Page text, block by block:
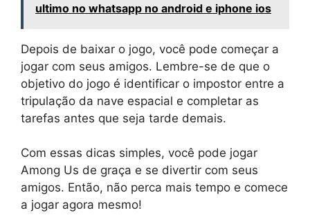
ultimo no whatsapp no android e iphone ios
Depois de baixar o jogo, você pode começar a
jogar com seus amigos. Lembre-se de que o
objetivo do jogo é identificar o impostor entre a
tripulação da nave espacial e completar as
tarefas antes que seja tarde demais.
Com essas dicas simples, você pode jogar
Among Us de graça e se divertir com seus
amigos. Então, não perca mais tempo e comece
a jogar agora mesmo!